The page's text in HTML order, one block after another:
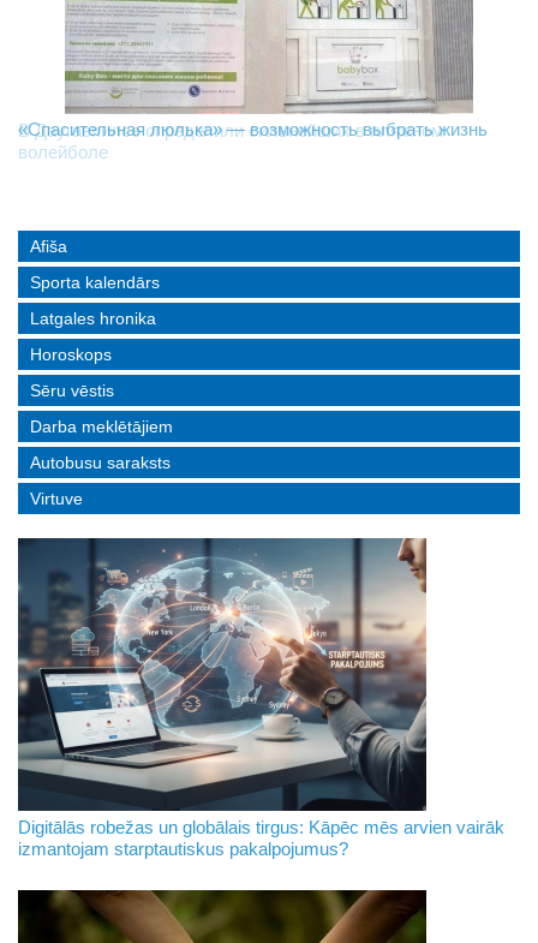
В Даугавпилсе определили сильнейших в пляжном
волейболе
«Спасительная люлька» — возможность выбрать жизнь
Новое поколение пограничников: Даугавпилсское
управление пополнили молодые специалисты
Afiša
Sporta kalendārs
Latgales hronika
Horoskops
Sēru vēstis
Darba meklētājiem
Autobusu saraksts
Virtuve
Digitālās robežas un globālais tirgus: Kāpēc mēs arvien vairāk
izmantojam starptautiskus pakalpojumus?